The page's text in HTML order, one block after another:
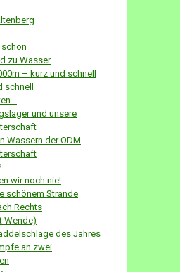
zu Wasser
– kurz und schnell
schnell
und unsere
Wassern der ODM
wir noch nie!
schönem Strande
Rechts
Wende)
des Jahres
an zwei